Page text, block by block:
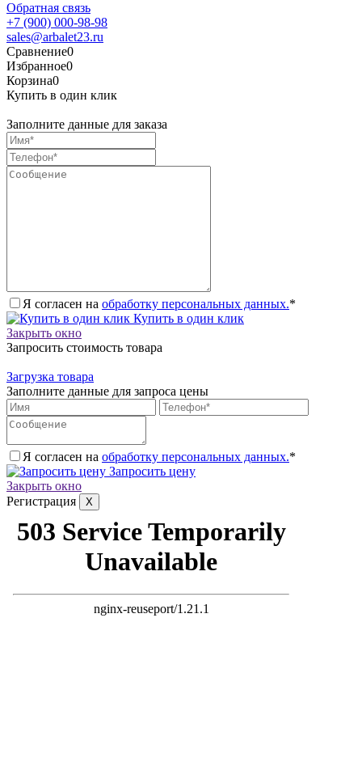
Обратная связь
+7 (900) 000-98-98
sales@arbalet23.ru
Сравнение0
Избранное0
Корзина0
Купить в один клик
Заполните данные для заказа
Я согласен на обработку персональных данных.*
Купить в один клик
Закрыть окно
Запросить стоимость товара
Загрузка товара
Заполните данные для запроса цены
Я согласен на обработку персональных данных.*
Запросить цену
Закрыть окно
Регистрация
X